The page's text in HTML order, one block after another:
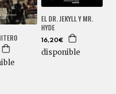
EL DR. JEKYLL Y MR.
HYDE
16,20€
disponible